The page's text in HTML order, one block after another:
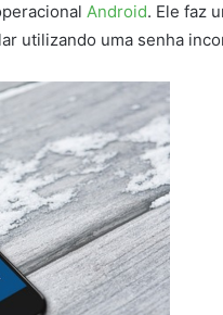
Android. Ele faz
utilizando uma senha